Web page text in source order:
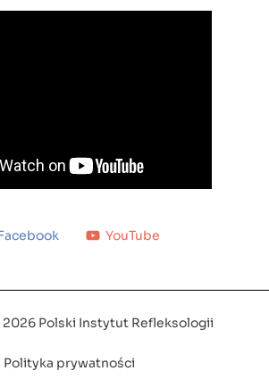
YouTube
Polski Instytut Refleksologii
Polityka prywatności